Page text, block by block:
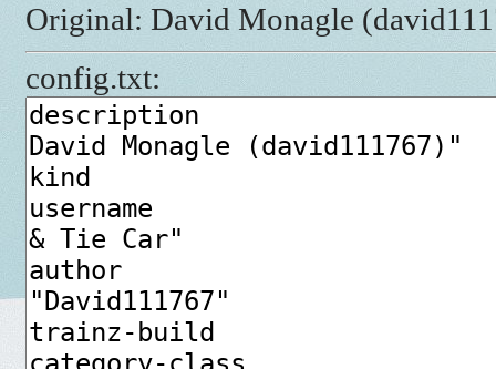
Original: David Monagle
config.txt: